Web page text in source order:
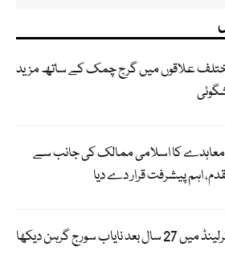
علاقوں میں گرج چمک کے ساتھ مزید
کا اسلامی ممالک کی جانب سے
اہم پیشرفت قرار دے دیا
برطانیہ اور آئرلینڈ میں 27 سال بعد نایاب سورج گرہن دیکھا